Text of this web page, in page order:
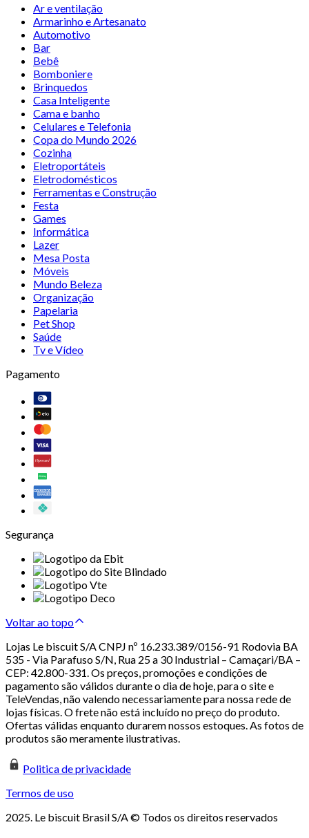
Ar e ventilação
Armarinho e Artesanato
Automotivo
Bar
Bebê
Bomboniere
Brinquedos
Casa Inteligente
Cama e banho
Celulares e Telefonia
Copa do Mundo 2026
Cozinha
Eletroportáteis
Eletrodomésticos
Ferramentas e Construção
Festa
Games
Informática
Lazer
Mesa Posta
Móveis
Mundo Beleza
Organização
Papelaria
Pet Shop
Saúde
Tv e Vídeo
Pagamento
Segurança
Voltar ao topo
Lojas Le biscuit S/A CNPJ nº 16.233.389/0156-91 Rodovia BA
535 - Via Parafuso S/N, Rua 25 a 30 Industrial – Camaçari/BA –
CEP: 42.800-331. Os preços, promoções e condições de
pagamento são válidos durante o dia de hoje, para o site e
TeleVendas, não valendo necessariamente para nossa rede de
lojas físicas. O frete não está incluído no preço do produto.
Ofertas válidas enquanto durarem nossos estoques. As fotos de
produtos são meramente ilustrativas.
Politica de privacidade
Termos de uso
2025. Le biscuit Brasil S/A © Todos os direitos reservados